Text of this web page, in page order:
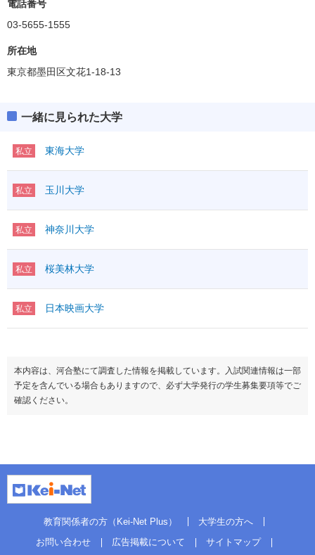
電話番号
03-5655-1555
所在地
東京都墨田区文花1-18-13
一緒に見られた大学
私立 東海大学
私立 玉川大学
私立 神奈川大学
私立 桜美林大学
私立 日本映画大学
本内容は、河合塾にて調査した情報を掲載しています。入試関連情報は一部
予定を含んでいる場合もありますので、必ず大学発行の学生募集要項等でご
確認ください。
教育関係者の方（Kei-Net Plus）
大学生の方へ
お問い合わせ
広告掲載について サイトマップ